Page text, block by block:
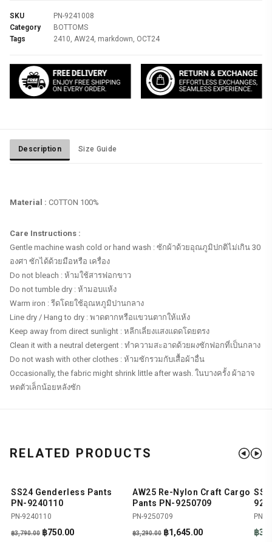
SKU
PN-9241008
Category
BOTTOMS
Tags
2410, AW24, markdown, OCT24
Description Size Guide
Material : COTTON 100%
Gentle machine wash cold or hand wash : ซักผ้าด้วยอุณภูมิปกติไม่เกิน 30
องศา ซักได้ด้วยมือหรือ เครื่อง
Do not bleach : ห้ามใช้สารฟอกขาว
Do not tumble dry : ห้ามอบแห้ง
Warm iron : รีดโดยใช้อุณหภูมิปานกลาง
Line dry / Hang to dry : พาดตากหรือแขวนตากให้แห้ง
Keep away from direct sunlight : หลีกเลี่ยงแสงแดดโดยตรง
Clean it with a neutral detergent : ทำความสะอาดด้วยผงซักฟอกที่เป็นกลาง
Do not wash with other clothes : ห้ามซักรวมกับเสื้อผ้าอื่น
Occasionally, the fabric might shrink little after wash. ในบางครั้ง ผ้าอาจ
หดตัวเล็กน้อยหลังซัก
RELATED PRODUCTS
-80% SHOP NOW
SS24 Genderless Pants
PN-9240110
PN-9240110
฿3,790.00 Original
฿750.00Current
-50% SHOP NOW
AW25 Re-Nylon Craft Cargo
Pants PN-9250709
PN-9250709
฿3,290.00 Original
฿1,645.00Current
PN-
฿